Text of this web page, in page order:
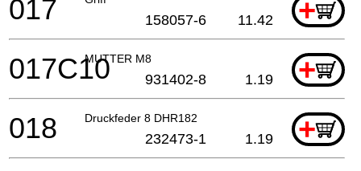
+
017 158057-6 11.42
MUTTER M8 +
017C10 931402-8 1.19
Druckfeder 8 DHR182 +
018 232473-1 1.19